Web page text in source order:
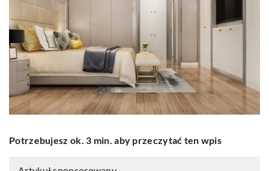
Potrzebujesz ok. 3 min. aby przeczytać ten wpis